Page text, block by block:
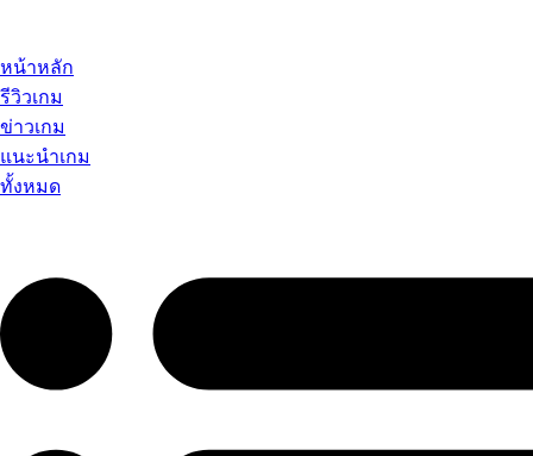
หน้าหลัก
รีวิวเกม
ข่าวเกม
แนะนำเกม
ทั้งหมด